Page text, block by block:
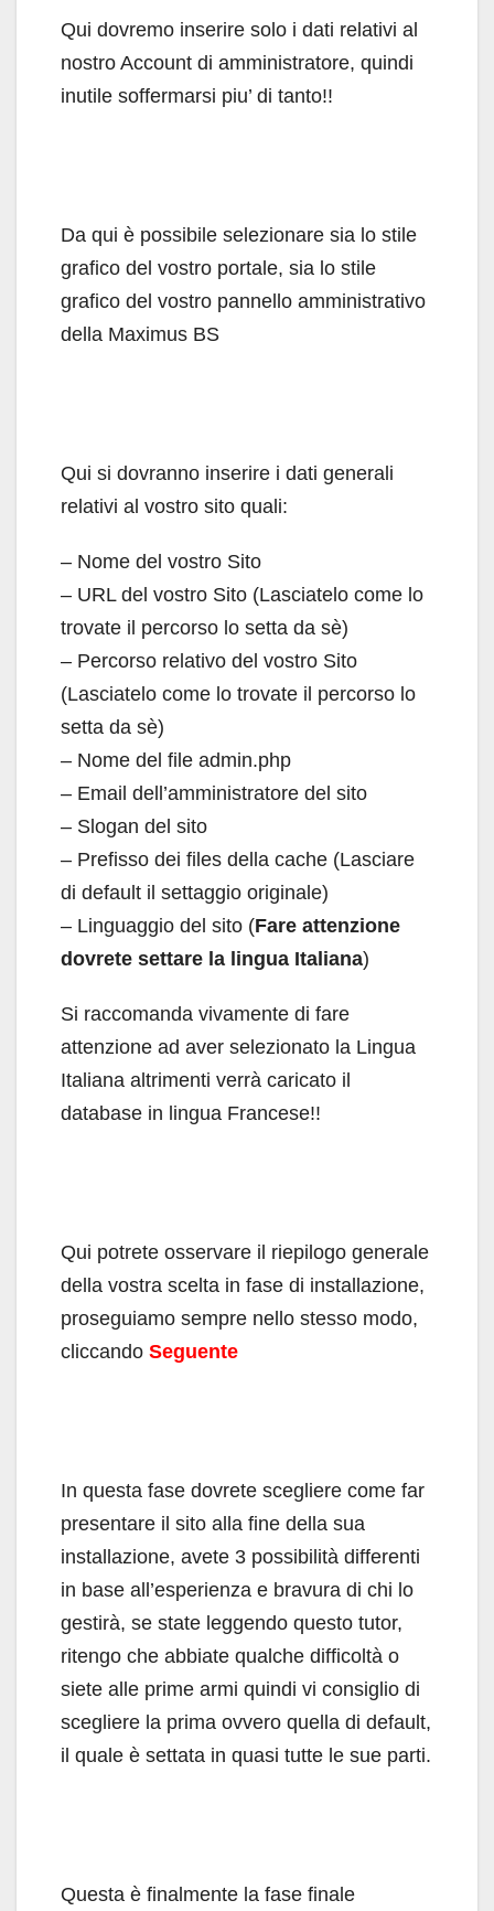
Qui dovremo inserire solo i dati relativi al
nostro Account di amministratore, quindi
inutile soffermarsi piu’ di tanto!!
Da qui è possibile selezionare sia lo stile
grafico del vostro portale, sia lo stile
grafico del vostro pannello amministrativo
della Maximus BS
Qui si dovranno inserire i dati generali
relativi al vostro sito quali:
– Nome del vostro Sito
– URL del vostro Sito (Lasciatelo come lo
trovate il percorso lo setta da sè)
– Percorso relativo del vostro Sito
(Lasciatelo come lo trovate il percorso lo
setta da sè)
– Nome del file admin.php
– Email dell’amministratore del sito
– Slogan del sito
– Prefisso dei files della cache (Lasciare
di default il settaggio originale)
– Linguaggio del sito (Fare attenzione
dovrete settare la lingua Italiana)
Si raccomanda vivamente di fare
attenzione ad aver selezionato la Lingua
Italiana altrimenti verrà caricato il
database in lingua Francese!!
Qui potrete osservare il riepilogo generale
della vostra scelta in fase di installazione,
proseguiamo sempre nello stesso modo,
cliccando Seguente
In questa fase dovrete scegliere come far
presentare il sito alla fine della sua
installazione, avete 3 possibilità differenti
in base all’esperienza e bravura di chi lo
gestirà, se state leggendo questo tutor,
ritengo che abbiate qualche difficoltà o
siete alle prime armi quindi vi consiglio di
scegliere la prima ovvero quella di default,
il quale è settata in quasi tutte le sue parti.
Questa è finalmente la fase finale